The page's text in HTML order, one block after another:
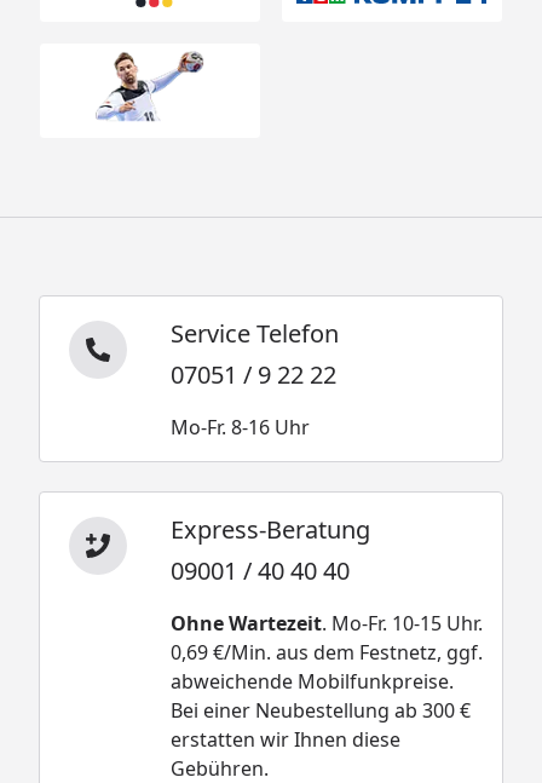
Service Telefon
07051 / 9 22 22
Mo-Fr. 8-16 Uhr
Express-Beratung
09001 / 40 40 40
Ohne Wartezeit. Mo-Fr. 10-15 Uhr.
0,69 €/Min. aus dem Festnetz, ggf.
abweichende Mobilfunkpreise.
Bei einer Neubestellung ab 300 €
erstatten wir Ihnen diese
Gebühren.